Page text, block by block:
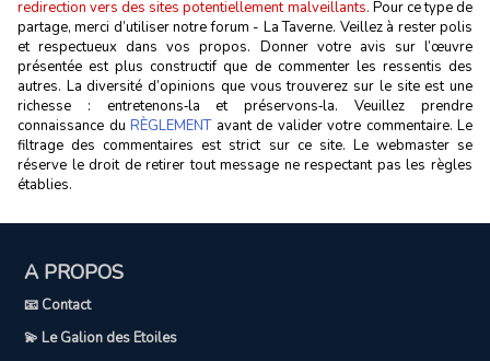
redirection vers des sites potentiellement malveillants. Pour ce type de
partage, merci d’utiliser notre forum - La Taverne. Veillez à rester polis
et respectueux dans vos propos. Donner votre avis sur l’œuvre
présentée est plus constructif que de commenter les ressentis des
autres. La diversité d’opinions que vous trouverez sur le site est une
richesse : entretenons‑la et préservons‑la. Veuillez prendre
connaissance du RÈGLEMENTavant de valider votre commentaire. Le
filtrage des commentaires est strict sur ce site. Le webmaster se
réserve le droit de retirer tout message ne respectant pas les règles
établies.
A PROPOS
📧 Contact
💫 Le Galion des Etoiles